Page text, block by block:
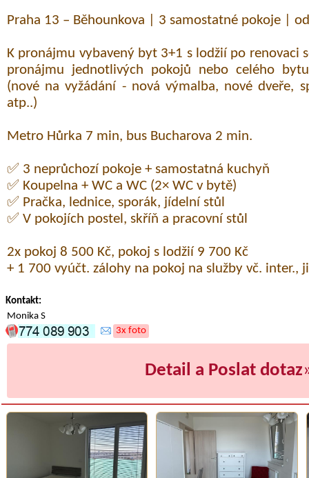
Praha 13 – Běhounkova | 3 samostatné pokoje |
K pronájmu vybavený byt 3+1 s lodžií po renovaci
pronájmu jednotlivých pokojů nebo celého
(nové na vyžádání - nová výmalba, nové dveře,
atp..)
Metro Hůrka 7 min, bus Bucharova 2 min.
✅ 3 neprůchozí pokoje + samostatná kuchyň
✅ Koupelna + WC a WC (2× WC v bytě)
✅ Pračka, lednice, sporák, jídelní stůl
✅ V pokojích postel, skříň a pracovní stůl
2x pokoj 8 500 Kč, pokoj s lodžií 9 700 Kč
+ 1 700 vyúčt. zálohy na pokoj na služby vč. inter.,
Kontakt:
Monika S
3x foto
Detail a Poslat dotaz